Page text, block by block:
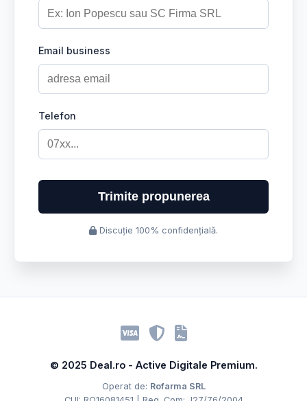
Email business
Telefon
Trimite propunerea
Discuție 100% confidențială.
© 2025 Deal.ro - Active Digitale Premium.
Operat de: Rofarma SRL